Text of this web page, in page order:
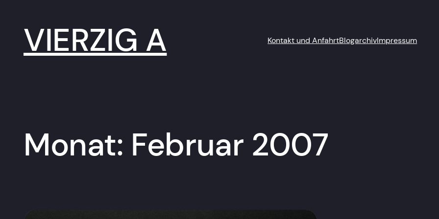
VIERZIG A Kontakt und AnfahrtBlogarchivImpressum
Monat: Februar 2007